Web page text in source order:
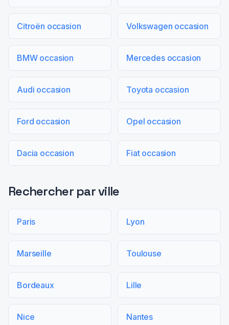
Citroën occasion Volkswagen occasion
BMW occasion Mercedes occasion
Audi occasion Toyota occasion
Ford occasion Opel occasion
Dacia occasion Fiat occasion
Rechercher par ville
Paris Lyon
Marseille Toulouse
Bordeaux Lille
Nice Nantes